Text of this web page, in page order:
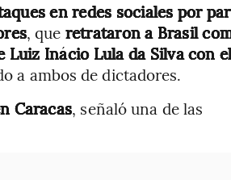
en redes sociales por
, que retrataron a Brasil
Inácio Lula da Silva con
a ambos de dictadores.
Caracas, señaló una de las